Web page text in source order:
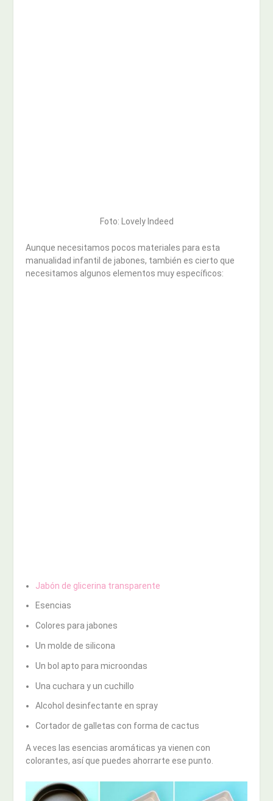
Foto: Lovely Indeed
Aunque necesitamos pocos materiales para esta
manualidad infantil de jabones, también es cierto que
necesitamos algunos elementos muy específicos:
Jabón de glicerina transparente
Esencias
Colores para jabones
Un molde de silicona
Un bol apto para microondas
Una cuchara y un cuchillo
Alcohol desinfectante en spray
Cortador de galletas con forma de cactus
A veces las esencias aromáticas ya vienen con
colorantes, así que puedes ahorrarte ese punto.